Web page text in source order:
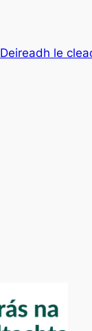
Deireadh le